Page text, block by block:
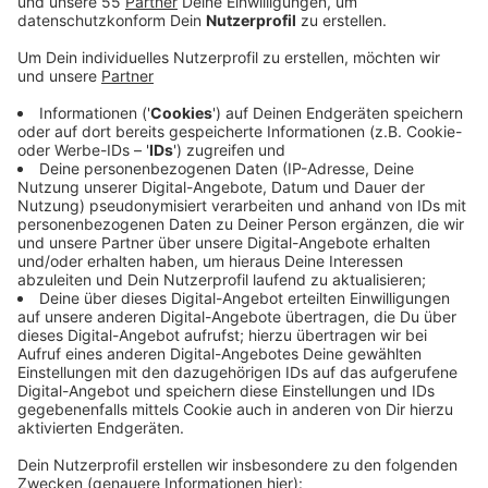
Die Wirtschaftsförderung und die Stadtbücherei
wollen damit vor allem Menschen mit Vorkenntnissen
beim Bestehen der Sprachprüfungen auf den Niveaus
A2 und B1 unterstützen. Hintergrund sei der steigende
Bedarf vieler Unternehmen, internationale Mitarbeiter
bei der Integration und beim Spracherwerb zu
unterstützen. Das Angebot findet jeden Samstag von
10 bis 12 Uhr in der Stadtbücherei statt.
Ehrenamtliche Lernbegleiter helfen bei der
Vorbereitung, besprechen Aufgaben und unterstützen
auch bei der Anmeldung zu den Prüfungen. Im
Mittelpunkt steht das eigenständige Lernen;
klassischer Unterricht ist nicht vorgesehen.
Interessierte können sich bei Nathalie Christmann
unter wirtschaftsfoerderung@wfg-emmerich.de
informieren.